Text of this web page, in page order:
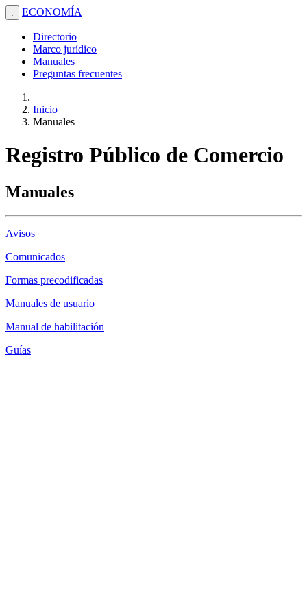
. ECONOMÍA
Directorio
Marco jurídico
Manuales
Preguntas frecuentes
Inicio
Manuales
Registro Público de Comercio
Manuales
Avisos
Comunicados
Formas precodificadas
Manuales de usuario
Manual de habilitación
Guías